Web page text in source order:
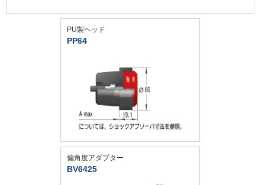
PU製ヘッド
PP64
偏角度アダプター
BV6425